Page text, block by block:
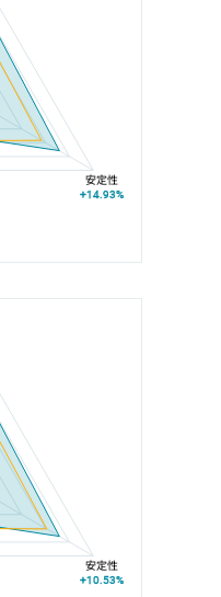
安定性
+14.93%
安定性
+10.53%